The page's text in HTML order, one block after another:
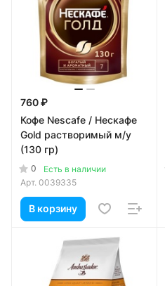
760 ₽
Кофе Nescafe / Нескафе
Gold растворимый м/у
(130 гр)
0
Есть в наличии
Арт. 0039335
В корзину